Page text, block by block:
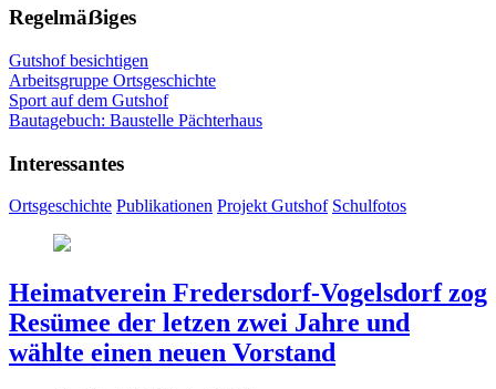
Regelmäẞiges
Gutshof besichtigen
Arbeitsgruppe Ortsgeschichte
Sport auf dem Gutshof
Bautagebuch: Baustelle Pächterhaus
Interessantes
Ortsgeschichte Publikationen Projekt Gutshof Schulfotos
Heimatverein Fredersdorf-Vogelsdorf zog
Resümee der letzen zwei Jahre und
wählte einen neuen Vorstand